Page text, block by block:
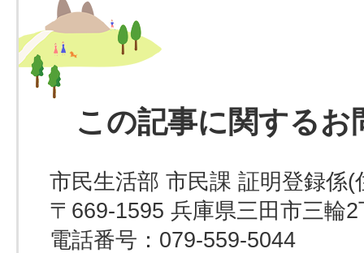
この記事に関するお
市民生活部 市民課 証明登録係
〒669-1595 兵庫県三田市三輪
電話番号：079-559-5044